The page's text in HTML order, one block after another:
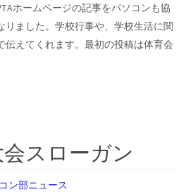
ホームページの記事をパソコンも協
りました。学校行事や、学校生活に関
伝えてくれます。最初の投稿は体育会
スローガン
ン部ニュース